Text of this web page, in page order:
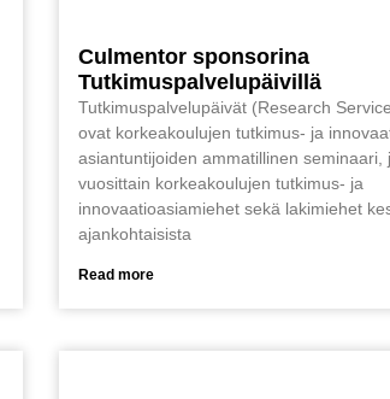
Culmentor sponsorina
Tutkimuspalvelupäivillä
Tutkimuspalvelupäivät (Research
ovat korkeakoulujen tutkimus- ja
asiantuntijoiden ammatillinen seminaari,
vuosittain korkeakoulujen tutkimus- ja
innovaatioasiamiehet sekä lakimiehet
ajankohtaisista
Read more